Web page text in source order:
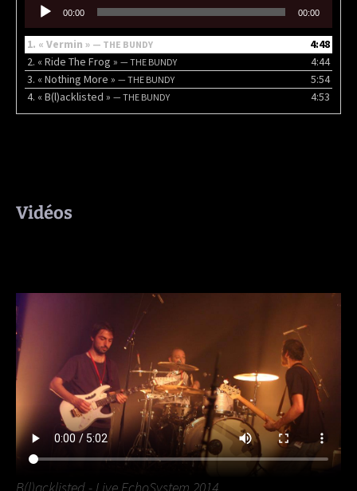
Lecteur
audio
00:00 00:00
1. « Vermin » — THE BUNDY
4:48
2. « Ride The Frog » — THE BUNDY
4:44
3. « Nothing More » — THE BUNDY
5:54
4. « B(l)acklisted » — THE BUNDY 4:53
Vidéos
B(l)acklisted - Live EchoSystem 2014